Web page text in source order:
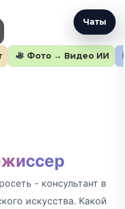
Фото → Видео ИИ
Чаты
- консультант в
искусства. Какой